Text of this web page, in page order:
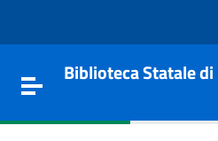
Toggle navigation
Biblioteca Statale